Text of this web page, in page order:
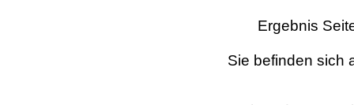
Ergebnis
Sie befinden sich